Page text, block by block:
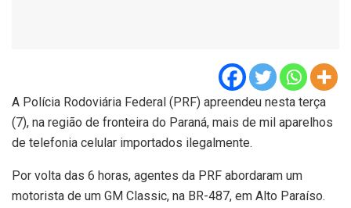
A Polícia Rodoviária Federal (PRF) apreendeu nesta terça
(7), na região de fronteira do Paraná, mais de mil aparelhos
de telefonia celular importados ilegalmente.
Por volta das 6 horas, agentes da PRF abordaram um
motorista de um GM Classic, na BR-487, em Alto Paraíso.